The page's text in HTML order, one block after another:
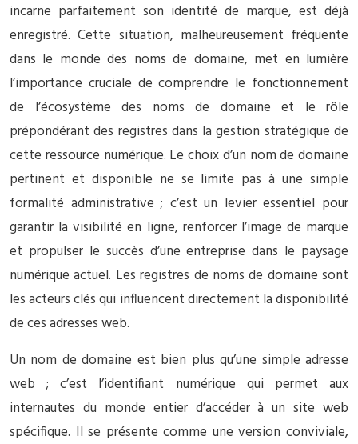
incarne parfaitement son identité de marque, est déjà
enregistré. Cette situation, malheureusement fréquente
dans le monde des noms de domaine, met en lumière
l’importance cruciale de comprendre le fonctionnement
de l’écosystème des noms de domaine et le rôle
prépondérant des registres dans la gestion stratégique de
cette ressource numérique. Le choix d’un nom de domaine
pertinent et disponible ne se limite pas à une simple
formalité administrative ; c’est un levier essentiel pour
garantir la visibilité en ligne, renforcer l’image de marque
et propulser le succès d’une entreprise dans le paysage
numérique actuel. Les registres de noms de domaine sont
les acteurs clés qui influencent directement la disponibilité
de ces adresses web.
Un nom de domaine est bien plus qu’une simple adresse
web ; c’est l’identifiant numérique qui permet aux
internautes du monde entier d’accéder à un site web
spécifique. Il se présente comme une version conviviale,